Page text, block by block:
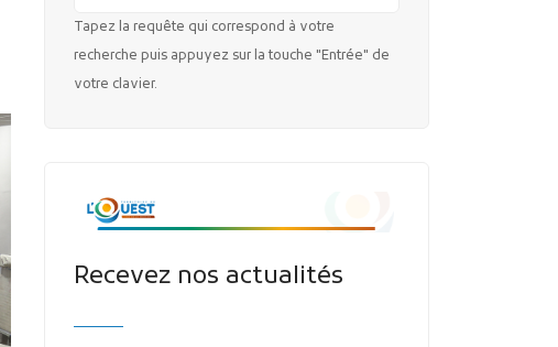
Tapez la requête qui correspond à votre
recherche puis appuyez sur la touche "Entrée" de
votre clavier.
Recevez nos actualités